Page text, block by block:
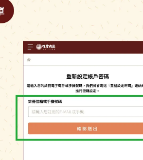
車 立即購買
「 最高 」可以折抵紅利0點 (約等於